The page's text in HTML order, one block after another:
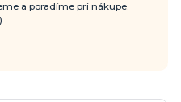
a poradíme pri nákupe.